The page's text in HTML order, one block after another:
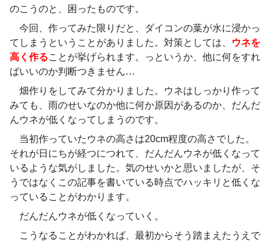
のこうのと、困ったものです。
今回、作ってみた限りだと、ダイコンの葉が水に浸かっ
てしまうということがありました。対策としては、
ウネを
高く作ることが挙げられます。っというか、他に何をすれ
ばいいのか判断つきません…
畑作りをしてみて分かりました。ウネはしっかり作って
みても、雨のせいなのか他に何か原因があるのか、だんだ
んウネが低くなってしまうのです。
当初作っていたウネの高さは20cm程度の高さでした。
それが日にちが経つにつれて、だんだんウネが低くなって
いるような気がしました。気のせいかと思いましたが、そ
うではなくこの記事を書いている時点でハッキリと低くな
っていることがわかります。
だんだんウネが低くなっていく。
こうなることがわかれば、最初からそう踏まえたうえで